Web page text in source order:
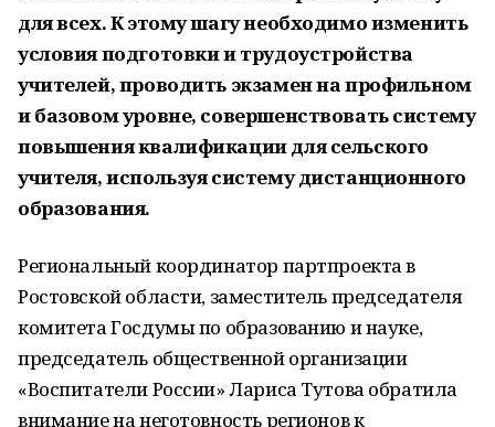
для всех. К этому шагу необходимо изменить
условия подготовки и трудоустройства
учителей, проводить экзамен на профильном
и базовом уровне, совершенствовать систему
повышения квалификации для сельского
учителя, используя систему дистанционного
образования.
Региональный координатор партпроекта в
Ростовской области, заместитель председателя
комитета Госдумы по образованию и науке,
председатель общественной организации
«Воспитатели России» Лариса Тутова обратила
внимание на неготовность регионов к